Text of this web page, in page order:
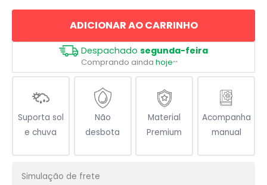
Puta
ADICIONAR AO CARRINHO
Despachado segunda-feira
Comprando ainda hoje**
Suporta sol
e chuva
Não
desbota
Material
Premium
Acompanha
manual
Simulação de frete